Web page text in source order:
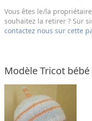
Vous êtes le/la
souhaitez la retirer ? Sur
contactez nous sur cette
Modèle Tricot bébé